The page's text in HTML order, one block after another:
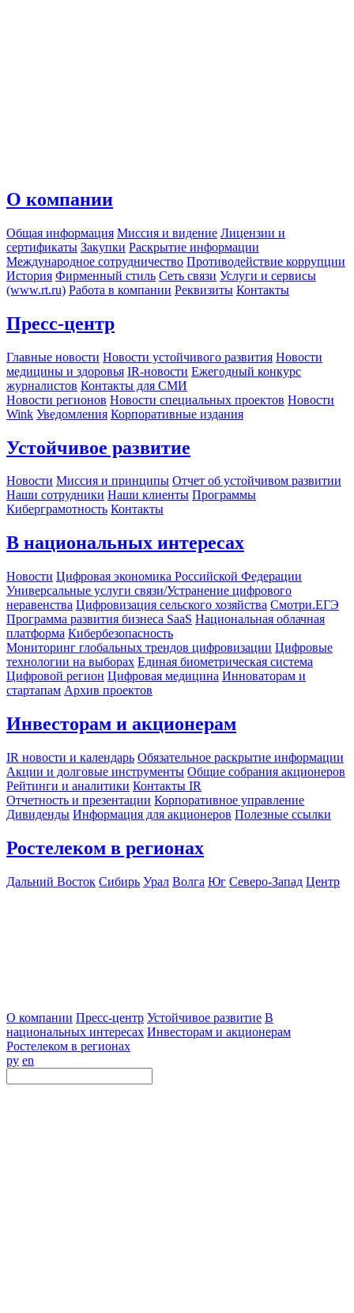
О компании
Общая информация Миссия и видение Лицензии и
сертификаты Закупки Раскрытие информации
Международное сотрудничество Противодействие коррупции
История Фирменный стиль Сеть связи Услуги и сервисы
(www.rt.ru) Работа в компании Реквизиты Контакты
Пресс-центр
Главные новости Новости устойчивого развития Новости
медицины и здоровья IR-новости Ежегодный конкурс
журналистов Контакты для СМИ
Новости регионов Новости специальных проектов Новости
Wink Уведомления Корпоративные издания
Устойчивое развитие
Новости Миссия и принципы Отчет об устойчивом развитии
Наши сотрудники Наши клиенты Программы
Киберграмотность Контакты
В национальных интересах
Новости Цифровая экономика Российской Федерации
Универсальные услуги связи/Устранение цифрового
неравенства Цифровизация сельского хозяйства Смотри.ЕГЭ
Программа развития бизнеса SaaS Национальная облачная
платформа Кибербезопасность
Мониторинг глобальных трендов цифровизации Цифровые
технологии на выборах Единая биометрическая система
Цифровой регион Цифровая медицина Инноваторам и
стартапам Архив проектов
Инвесторам и акционерам
IR новости и календарь Обязательное раскрытие информации
Акции и долговые инструменты Общие собрания акционеров
Рейтинги и аналитики Контакты IR
Отчетность и презентации Корпоративное управление
Дивиденды Информация для акционеров Полезные ссылки
Ростелеком в регионах
Дальний Восток Сибирь Урал Волга Юг Северо-Запад Центр
О компании Пресс-центр Устойчивое развитие В
национальных интересах Инвесторам и акционерам
Ростелеком в регионах
ру en